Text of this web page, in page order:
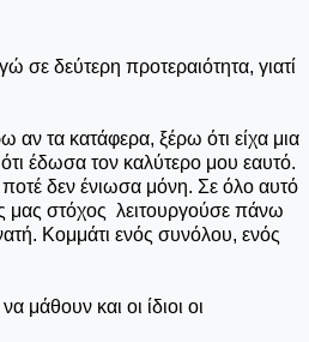
δεύτερη προτεραιότητα, γιατί
τα κατάφερα, ξέρω ότι είχα μια
έδωσα τον καλύτερο μου εαυτό.
δεν ένιωσα μόνη. Σε όλο αυτό
μας στόχος λειτουργούσε πάνω
Κομμάτι ενός συνόλου, ενός
μάθουν και οι ίδιοι οι